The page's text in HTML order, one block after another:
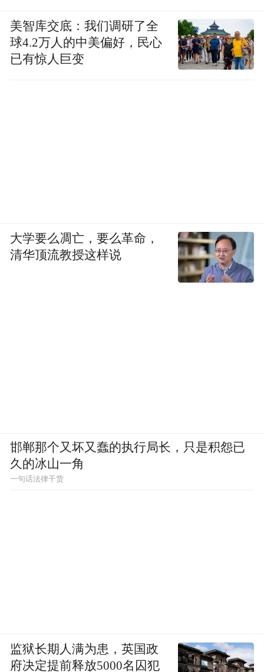
美智库交底：我们调研了全
球4.2万人的中美偏好，民心
已有惊人巨变
大学要么凋亡，要么革命，
清华顶流教授这样说
邯郸那个又坏又蠢的执行局长，只是积怨已
久的冰山一角
一句话法律干货
监狱长期人满为患，英国政
府决定提前释放5000名囚犯